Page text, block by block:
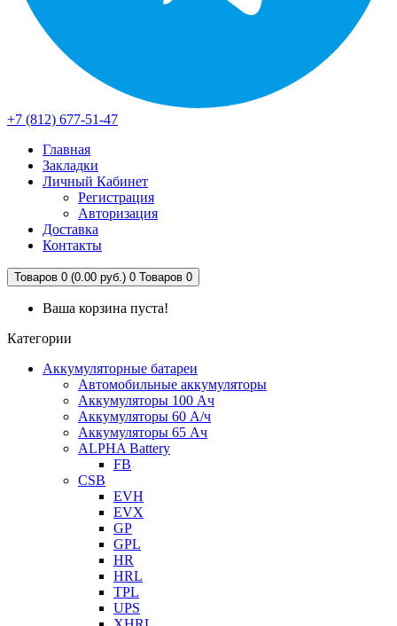
+7 (812) 677-51-47
Главная
Закладки
Личный Кабинет
Регистрация
Авторизация
Доставка
Контакты
Товаров 0 (0.00 руб.) 0 Товаров 0
Ваша корзина пуста!
Категории
Аккумуляторные батареи
Автомобильные аккумуляторы
Аккумуляторы 100 Ач
Аккумуляторы 60 А/ч
Аккумуляторы 65 Ач
ALPHA Battery
FB
CSB
EVH
EVX
GP
GPL
HR
HRL
TPL
UPS